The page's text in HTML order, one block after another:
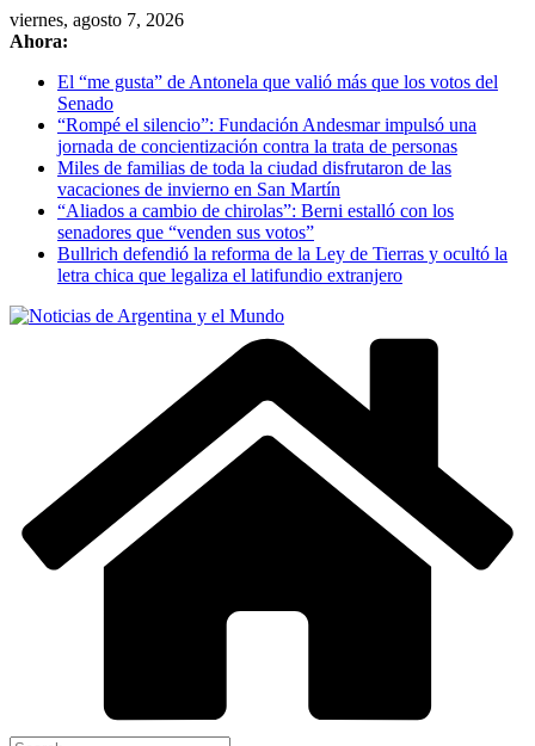
Skip
to
viernes, agosto 7, 2026
Ahora:
El “me gusta” de Antonela que valió más que los votos del
Senado
“Rompé el silencio”: Fundación Andesmar impulsó una
jornada de concientización contra la trata de personas
Miles de familias de toda la ciudad disfrutaron de las
vacaciones de invierno en San Martín
“Aliados a cambio de chirolas”: Berni estalló con los
senadores que “venden sus votos”
Bullrich defendió la reforma de la Ley de Tierras y ocultó la
letra chica que legaliza el latifundio extranjero